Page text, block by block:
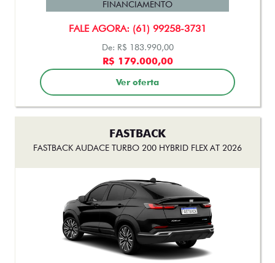
FALE AGORA: (61) 99258-3731
FINANCIAMENTO
De: R$ 183.990,00
Ver oferta
FASTBACK
FASTBACK AUDACE TURBO 200 HYBRID FLEX AT 2026